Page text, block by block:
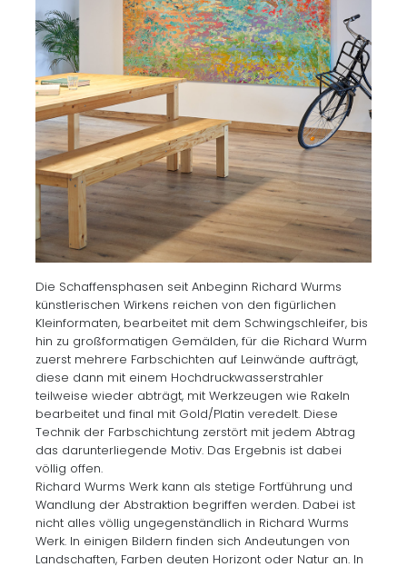
Die Schaffensphasen seit Anbeginn Richard Wurms
künstlerischen Wirkens reichen von den figürlichen
Kleinformaten, bearbeitet mit dem Schwingschleifer, bis
hin zu großformatigen Gemälden, für die Richard Wurm
zuerst mehrere Farbschichten auf Leinwände aufträgt,
diese dann mit einem Hochdruckwasserstrahler
teilweise wieder abträgt, mit Werkzeugen wie Rakeln
bearbeitet und final mit Gold/Platin veredelt. Diese
Technik der Farbschichtung zerstört mit jedem Abtrag
das darunterliegende Motiv. Das Ergebnis ist dabei
völlig offen.
Richard Wurms Werk kann als stetige Fortführung und
Wandlung der Abstraktion begriffen werden. Dabei ist
nicht alles völlig ungegenständlich in Richard Wurms
Werk. In einigen Bildern finden sich Andeutungen von
Landschaften, Farben deuten Horizont oder Natur an. In